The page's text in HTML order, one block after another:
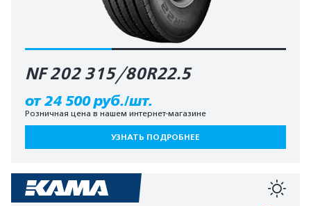
NF 202 315/80R22.5
от 24 500 руб./шт.
Розничная цена в нашем интернет-магазине
УЗНАТЬ ПОДРОБНЕЕ